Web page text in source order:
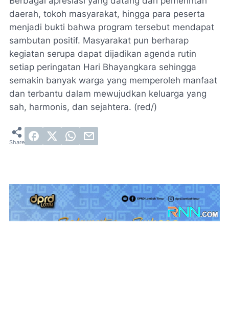
daerah, tokoh masyarakat, hingga para peserta
menjadi bukti bahwa program tersebut mendapat
sambutan positif. Masyarakat pun berharap
kegiatan serupa dapat dijadikan agenda rutin
setiap peringatan Hari Bhayangkara sehingga
semakin banyak warga yang memperoleh manfaat
dan terbantu dalam mewujudkan keluarga yang
sah, harmonis, dan sejahtera. (red/)